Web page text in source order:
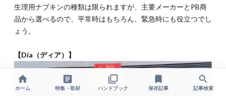
生理用ナプキンの種類は限られますが、主要メーカーとPB商
品から選べるので、平常時はもちろん、緊急時にも役立つでし
ょう。
【Día（ディア）】
ホーム 特集・取材 ハンドブック 保存記事 記事検索